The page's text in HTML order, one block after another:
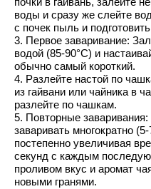
воды и сразу же слейте
с почек пыль и
3. Первое заваривание:
водой (85-90°C) и
обычно самый короткий.
4. Разлейте настой по
из гайвани или чайника в
разлейте по чашкам.
5. Повторные
заваривать многократно
постепенно увеличивая
секунд с каждым
проливом вкус и аромат
новыми гранями.